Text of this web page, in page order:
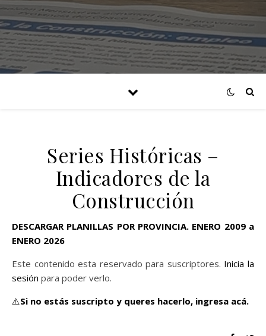
Series Históricas –
Indicadores de la
Construcción
DESCARGAR PLANILLAS POR PROVINCIA. ENERO 2009 a
ENERO 2026
Este contenido esta reservado para suscriptores. Inicia la
sesión para poder verlo.
⚠️Si no estás suscripto y queres hacerlo, ingresa acá.